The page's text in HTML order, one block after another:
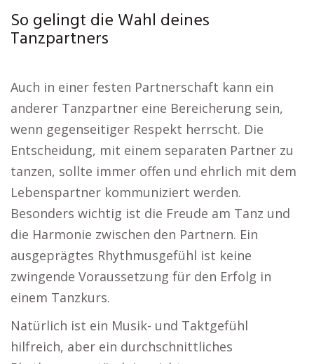
So gelingt die Wahl deines
Tanzpartners
Auch in einer festen Partnerschaft kann ein
anderer Tanzpartner eine Bereicherung sein,
wenn gegenseitiger Respekt herrscht. Die
Entscheidung, mit einem separaten Partner zu
tanzen, sollte immer offen und ehrlich mit dem
Lebenspartner kommuniziert werden.
Besonders wichtig ist die Freude am Tanz und
die Harmonie zwischen den Partnern. Ein
ausgeprägtes Rhythmusgefühl ist keine
zwingende Voraussetzung für den Erfolg in
einem Tanzkurs.
Natürlich ist ein Musik- und Taktgefühl
hilfreich, aber ein durchschnittliches